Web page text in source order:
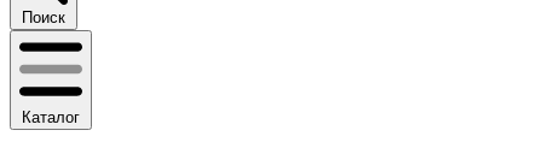
Поиск
Каталог